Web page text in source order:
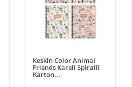
Keskin Color Animal
Friends Kareli Spiralli
Karton...